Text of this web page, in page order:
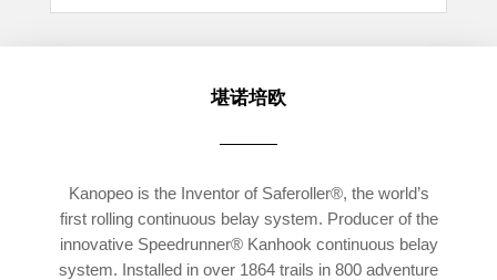
堪诺培欧
Kanopeo is the Inventor of Saferoller®, the world’s
first rolling continuous belay system. Producer of the
innovative Speedrunner® Kanhook continuous belay
system. Installed in over 1864 trails in 800 adventure